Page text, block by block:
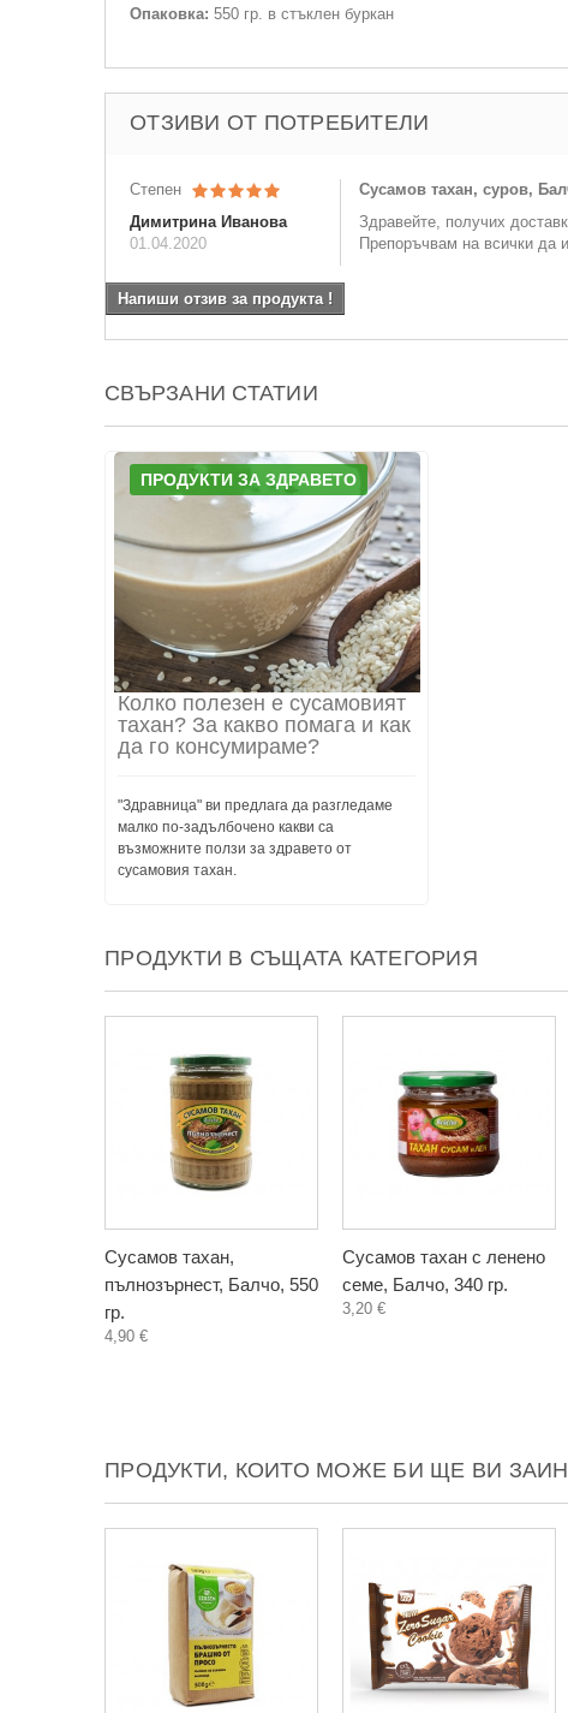
Опаковка: 550 гр. в стъклен буркан
ОТЗИВИ ОТ ПОТРЕБИТЕЛИ
Степен
Димитрина Иванова
01.04.2020
Сусамов тахан, суров,
Здравейте, получих
Препоръчвам на всички да
Напиши отзив за продукта !
СВЪРЗАНИ СТАТИИ
ПРОДУКТИ ЗА ЗДРАВЕТО
Колко полезен е сусамовият
тахан? За какво помага и как
да го консумираме?
"Здравница" ви предлага да разгледаме
малко по-задълбочено какви са
възможните ползи за здравето от
сусамовия тахан.
ПРОДУКТИ В СЪЩАТА КАТЕГОРИЯ
Сусамов тахан,
пълнозърнест, Балчо, 550
гр.
4,90 €
Сусамов тахан с ленено
семе, Балчо, 340 гр.
3,20 €
ПРОДУКТИ, КОИТО МОЖЕ БИ ЩЕ ВИ